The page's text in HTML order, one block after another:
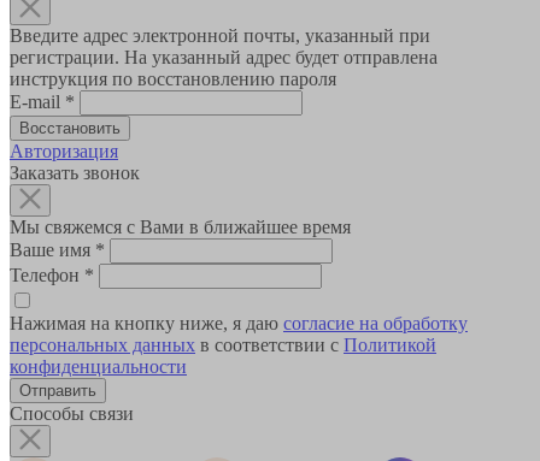
Введите адрес электронной почты, указанный при
регистрации. На указанный адрес будет отправлена
инструкция по восстановлению пароля
E-mail *
Авторизация
Заказать звонок
Мы свяжемся с Вами в ближайшее время
Ваше имя *
Телефон *
Нажимая на кнопку ниже, я даю согласие на обработку
персональных данных в соответствии с Политикой
конфиденциальности
Способы связи